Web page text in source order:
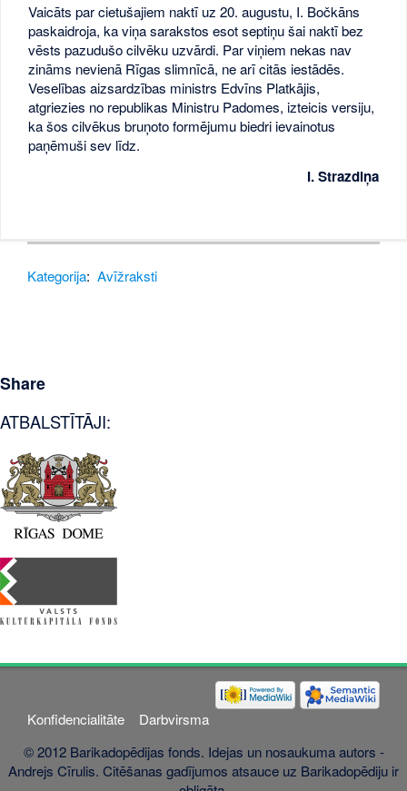
Vaicāts par cietušajiem naktī uz 20. augustu, I. Bočkāns
paskaidroja, ka viņa sarakstos esot septiņu šai naktī bez
vēsts pazudušo cilvēku uzvārdi. Par viņiem nekas nav
zināms nevienā Rīgas slimnīcā, ne arī citās iestādēs.
Veselības aizsardzības ministrs Edvīns Platkājis,
atgriezies no republikas Ministru Padomes, izteicis versiju,
ka šos cilvēkus bruņoto formējumu biedri ievainotus
paņēmuši sev līdz.
I. Strazdiņa
Kategorija: Avīžraksti
Share
ATBALSTĪTĀJI:
Konfidencialitāte
Darbvirsma
© 2012 Barikadopēdijas fonds. Idejas un nosaukuma autors -
Andrejs Cīrulis. Citēšanas gadījumos atsauce uz Barikadopēdiju ir